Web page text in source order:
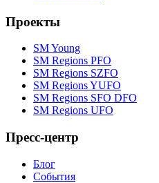
Проекты
SM Young
SM Regions PFO
SM Regions SZFO
SM Regions YUFO
SM Regions SFO DFO
SM Regions UFO
Пресс-центр
Блог
События